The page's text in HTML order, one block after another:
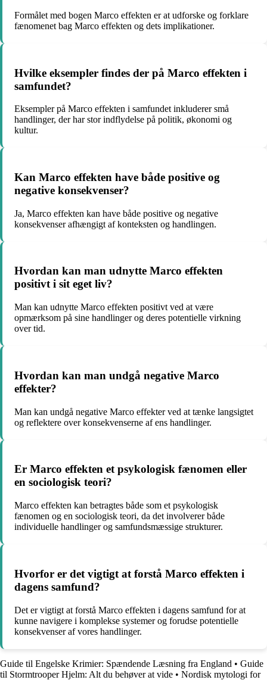
Formålet med bogen Marco effekten er at udforske og forklare
fænomenet bag Marco effekten og dets implikationer.
Hvilke eksempler findes der på Marco effekten i
samfundet?
Eksempler på Marco effekten i samfundet inkluderer små
handlinger, der har stor indflydelse på politik, økonomi og
kultur.
Kan Marco effekten have både positive og
negative konsekvenser?
Ja, Marco effekten kan have både positive og negative
konsekvenser afhængigt af konteksten og handlingen.
Hvordan kan man udnytte Marco effekten
positivt i sit eget liv?
Man kan udnytte Marco effekten positivt ved at være
opmærksom på sine handlinger og deres potentielle virkning
over tid.
Hvordan kan man undgå negative Marco
effekter?
Man kan undgå negative Marco effekter ved at tænke langsigtet
og reflektere over konsekvenserne af ens handlinger.
Er Marco effekten et psykologisk fænomen eller
en sociologisk teori?
Marco effekten kan betragtes både som et psykologisk
fænomen og en sociologisk teori, da det involverer både
individuelle handlinger og samfundsmæssige strukturer.
Hvorfor er det vigtigt at forstå Marco effekten i
dagens samfund?
Det er vigtigt at forstå Marco effekten i dagens samfund for at
kunne navigere i komplekse systemer og forudse potentielle
konsekvenser af vores handlinger.
Guide til Engelske Krimier: Spændende Læsning fra England • Guide
til Stormtrooper Hjelm: Alt du behøver at vide • Nordisk mytologi for